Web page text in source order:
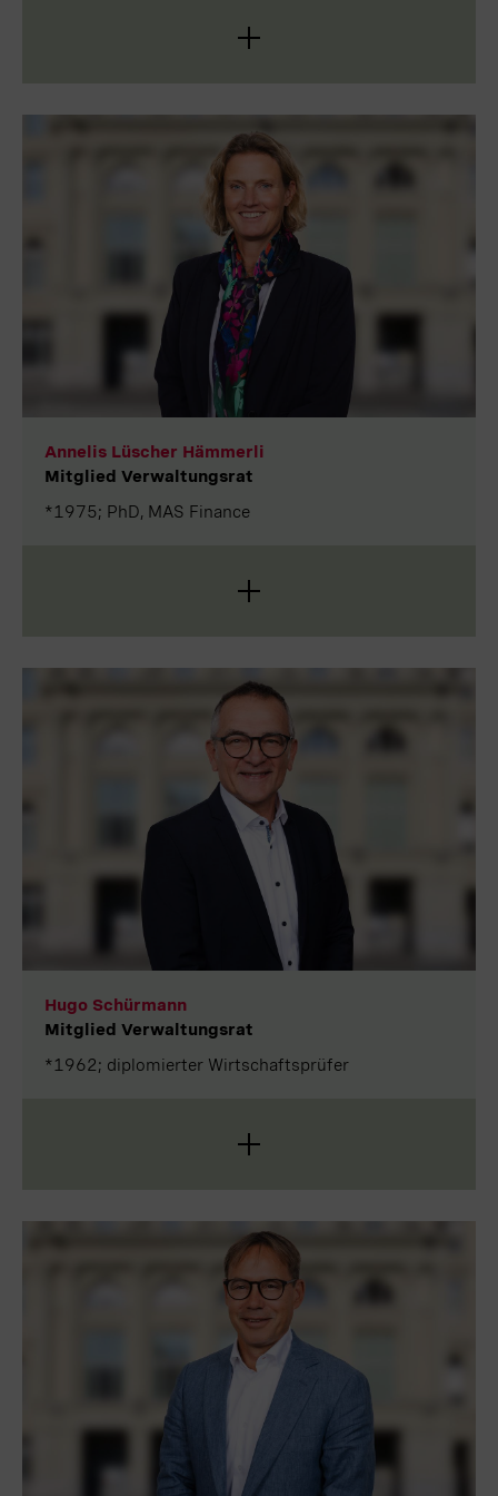
Petra Kalt ist eine erfahrene Finanzexpertin und seit
wechselte. Dort leitete sie ab 2013 als
Geschäftsleitungsmitglied zunächst das gesamte
Backoffice – inklusive Marketing, IT und
Unternehmensentwicklung – und ab 2015 das
Departement Wealth Management, das sie
erfolgreich auf- und ausbaute.
Annelis Lüscher Hämmerli
Mitglied Verwaltungsrat
*1975; PhD, MAS Finance
Annelis Lüscher Hämmerli ist eine ausgewiesene
Finanzexpertin und hat ein breites Fachwissen im
Limnologie in Plön (D) Naturwissenschaften
studiert und 2002 promoviert. 2005 erlangte
Annelis Lüscher Hämmerli an der ETH und der
Universität Zürich den Master of Advanced Studies
in Finance mit Fachrichtung Risk Management. Von
2004 an arbeitete sie in verschiedenen
Führungspositionen bei Swiss Life Asset Managers
in Zürich, ab 2016 als Chief Risk Officer. Von 2020
bis Ende 2025 war Annelis Lüscher Hämmerli Chief
Financial Officer und Mitglied der Konzernleitung
der Helvetia Gruppe. Sie ist designierte Präsidentin
des Verwaltungsrats der Berner Kantonalbank.
Hugo Schürmann
Mitglied Verwaltungsrat
*1962; diplomierter Wirtschaftsprüfer
Hugo Schürmann ist ein ausgewiesener
Finanzfachmann. Er ist diplomierter
Revisionsexperte und leitender Prüfer nach BankG,
FinfraG, FINIG und PfG. Nach seinem
Betriebswirtschaftsstudium an der Hochschule
Luzern hat er mehr als 32 Jahre bei PwC gearbeitet.
Er absolvierte die Fachausbildung zum diplomierten
Wirtschaftsprüfer an der Kammerschule Zürich. Ab
1997 war er in verschiedenen Führungspositionen
als Partner bei PwC Schweiz tätig. Hugo
Schürmann verfügt über eine langjährige Berufs-
und Führungserfahrung in den Bereichen
Wirtschaftsprüfung, Unternehmensbewertungen,